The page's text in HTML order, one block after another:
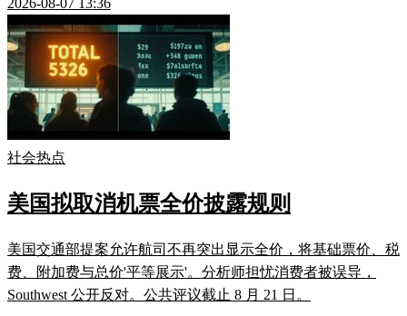
2026-08-07 13:36
社会热点
美国拟取消机票全价披露规则
美国交通部提案允许航司不再突出显示全价，将基础票价、税
费、附加费与总价'平等展示'。分析师担忧消费者被误导，
Southwest 公开反对。公共评议截止 8 月 21 日。